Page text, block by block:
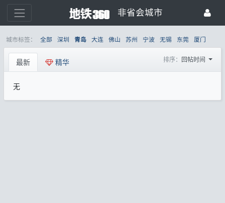
非省会城市
城市标签： 全部 深圳 青岛 大连 佛山 苏州 宁波 无锡 东莞 厦门
最新 精华 排序： 回帖时间
无